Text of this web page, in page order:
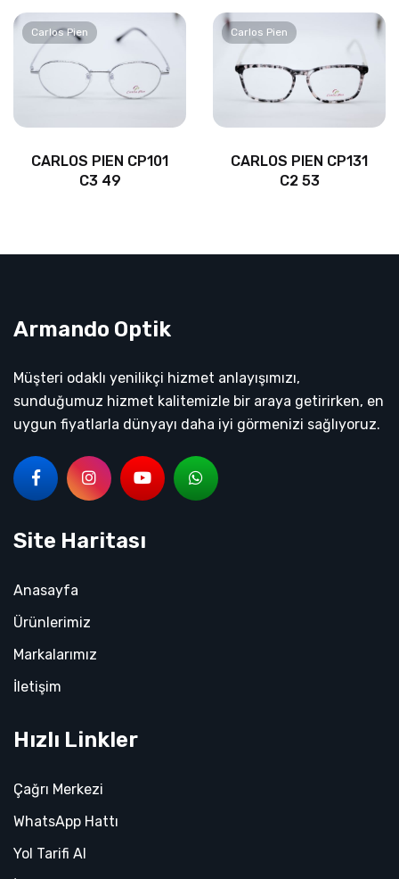
Carlos Pien
CARLOS PIEN CP101
C3 49
Carlos Pien
CARLOS PIEN CP131
C2 53
Armando Optik
Müşteri odaklı yenilikçi hizmet anlayışımızı,
sunduğumuz hizmet kalitemizle bir araya getirirken, en
uygun fiyatlarla dünyayı daha iyi görmenizi sağlıyoruz.
Site Haritası
Anasayfa
Ürünlerimiz
Markalarımız
İletişim
Hızlı Linkler
Çağrı Merkezi
WhatsApp Hattı
Yol Tarifi Al